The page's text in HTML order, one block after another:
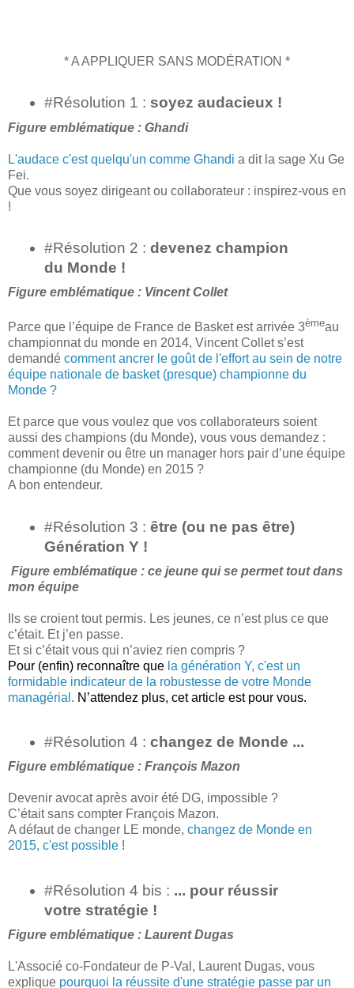
* A APPLIQUER SANS MODÉRATION *
#Résolution 1 : soyez audacieux !
Figure emblématique : Ghandi
L'audace c'est quelqu'un comme Ghandi a dit la sage Xu Ge
Fei.
Que vous soyez dirigeant ou collaborateur : inspirez-vous en
!
#Résolution 2 :devenez champion
du Monde !
Figure emblématique : Vincent Collet
Parce que l’équipe de France de Basket est arrivée 3èmeau
championnat du monde en 2014, Vincent Collet s’est
demandé comment ancrer le goût de l'effort au sein de notre
équipe nationale de basket (presque) championne du
Monde ?
Et parce que vous voulez que vos collaborateurs soient
aussi des champions (du Monde), vous vous demandez :
comment devenir ou être un manager hors pair d’une équipe
championne (du Monde) en 2015 ?
A bon entendeur.
#Résolution 3 : être (ou ne pas être)
Génération Y !
Figure emblématique : ce jeune qui se permet tout dans
mon équipe
Ils se croient tout permis. Les jeunes, ce n’est plus ce que
c’était. Et j’en passe.
Et si c’était vous qui n’aviez rien compris ?
Pour (enfin) reconnaître que la génération Y, c'est un
formidable indicateur de la robustesse de votre Monde
managérial . N’attendez plus, cet article est pour vous.
#Résolution 4 : changez de Monde ...
Figure emblématique : François Mazon
Devenir avocat après avoir été DG, impossible ?
C’était sans compter François Mazon.
A défaut de changer LE monde, changez de Monde en
2015, c'est possible !
#Résolution 4 bis : ... pour réussir
votre stratégie !
Figure emblématique : Laurent Dugas
L'Associé co-Fondateur de P-Val, Laurent Dugas, vous
explique pourquoi la réussite d'une stratégie passe par un